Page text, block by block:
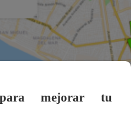
para mejorar tu